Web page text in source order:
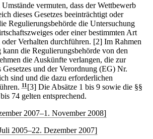
vermuten, dass der Wettbewerb
dieses Gesetzes beeinträchtigt oder
Regulierungsbehörde die Untersuchung
oder einer bestimmten Art
Verhalten durchführen. [2] Im Rahmen
kann die Regulierungsbehörde von den
die Auskünfte verlangen, die zur
Gesetzes und der Verordnung (EG) Nr.
sind und die dazu erforderlichen
11 [3] Die Absätze 1 bis 9 sowie die §§
74 gelten entsprechend.
2007–1. November 2008]
2005–22. Dezember 2007]